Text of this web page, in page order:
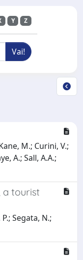
Y Z
M.; Curini, V.;
A.; Sall, A.A.;
a tourist
Segata, N.;